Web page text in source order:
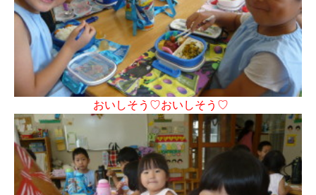
おいしそう♡おいしそう♡